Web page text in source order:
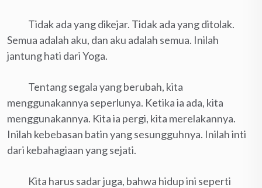
Tidak ada yang dikejar. Tidak ada yang ditolak.
Semua adalah aku, dan aku adalah semua. Inilah
jantung hati dari Yoga.
Tentang segala yang berubah, kita
menggunakannya seperlunya. Ketika ia ada, kita
menggunakannya. Kita ia pergi, kita merelakannya.
Inilah kebebasan batin yang sesungguhnya. Inilah inti
dari kebahagiaan yang sejati.
Kita harus sadar juga, bahwa hidup ini seperti